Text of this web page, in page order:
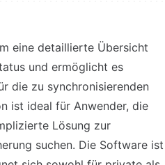
eine detaillierte Übersicht
und ermöglicht es
die zu synchronisierenden
ist ideal für Anwender, die
Lösung zur
suchen. Die Software ist